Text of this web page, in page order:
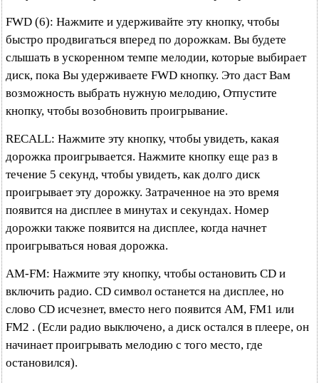
FWD (6): Нажмите и удерживайте эту кнопку, чтобы
быстро продвигаться вперед по дорожкам. Вы будете
слышать в ускоренном темпе мелодии, которые выбирает
диск, пока Вы удерживаете FWD кнопку. Это даст Вам
возможность выбрать нужную мелодию, Отпустите
кнопку, чтобы возобновить проигрывание.
RECALL: Нажмите эту кнопку, чтобы увидеть, какая
дорожка проигрывается. Нажмите кнопку еще раз в
течение 5 секунд, чтобы увидеть, как долго диск
проигрывает эту дорожку. Затраченное на это время
появится на дисплее в минутах и секундах. Номер
дорожки также появится на дисплее, когда начнет
проигрываться новая дорожка.
AM-FM: Нажмите эту кнопку, чтобы остановить CD и
включить радио. CD символ останется на дисплее, но
слово CD исчезнет, вместо него появится AM, FM1 или
FM2 . (Если радио выключено, а диск остался в плеере, он
начинает проигрывать мелодию с того место, где
остановился).